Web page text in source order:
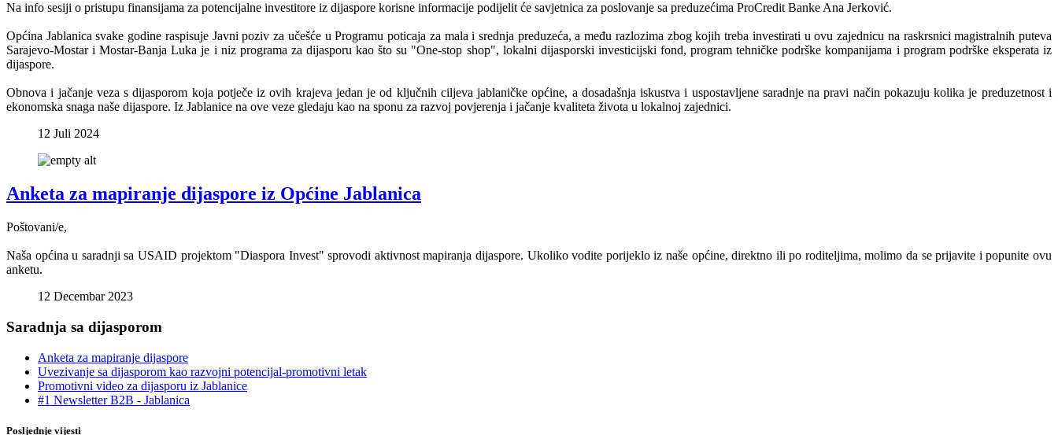
Na info sesiji o pristupu finansijama za potencijalne investitore iz dijaspore korisne informacije podijelit će savjetnica za poslovanje sa preduzećima ProCredit Banke Ana Jerković.
Općina Jablanica svake godine raspisuje Javni poziv za učešće u Programu poticaja za mala i srednja preduzeća, a među razlozima zbog kojih treba investirati u ovu zajednicu na raskrsnici magistralnih puteva
Sarajevo-Mostar i Mostar-Banja Luka je i niz programa za dijasporu kao što su "One-stop shop", lokalni dijasporski investicijski fond, program tehničke podrške kompanijama i program podrške eksperata iz
dijaspore.
Obnova i jačanje veza s dijasporom koja potječe iz ovih krajeva jedan je od ključnih ciljeva jablaničke općine, a dosadašnja iskustva i uspostavljene saradnje na pravi način pokazuju kolika je preduzetnost i
ekonomska snaga naše dijaspore. Iz Jablanice na ove veze gledaju kao na sponu za razvoj povjerenja i jačanje kvaliteta života u lokalnoj zajednici.
12 Juli 2024
Anketa za mapiranje dijaspore iz Općine Jablanica
Poštovani/e,
Naša općina u saradnji sa USAID projektom "Diaspora Invest" sprovodi aktivnost mapiranja dijaspore. Ukoliko vodite porijeklo iz naše općine, direktno ili po roditeljima, molimo da se prijavite i popunite ovu
anketu.
12 Decembar 2023
Saradnja sa dijasporom
Anketa za mapiranje dijaspore
Uvezivanje sa dijasporom kao razvojni potencijal-promotivni letak
Promotivni video za dijasporu iz Jablanice
#1 Newsletter B2B - Jablanica
Posljednje vijesti